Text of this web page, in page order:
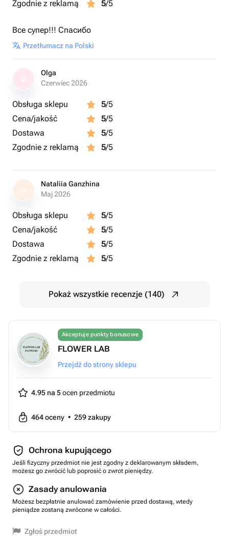
Zgodnie z reklamą 5/5
Все супер!!! Спасибо
Przetłumacz na Polski
Olga
Czerwiec 2026
Obsługa sklepu 5/5
Cena/jakość
5/5
Dostawa
5/5
Zgodnie z reklamą
5/5
N
Nataliia Ganzhina
Maj 2026
Obsługa sklepu 5/5
Cena/jakość
5/5
Dostawa
5/5
Zgodnie z reklamą
5/5
Pokaż wszystkie recenzje (140)
Akceptuje punkty bonusowe
FLOWER LAB
Przejdź do strony sklepu
4.95 na 5ocen przedmiotu
464oceny • 259zakupy
Ochrona kupującego
Jeśli fizyczny przedmiot nie jest zgodny z deklarowanym składem,
możesz go zwrócić lub poprosić o zwrot pieniędzy.
Zasady anulowania
Możesz bezpłatnie anulować zamówienie przed dostawą, wtedy
pieniądze zostaną zwrócone w całości.
Zgłoś przedmiot